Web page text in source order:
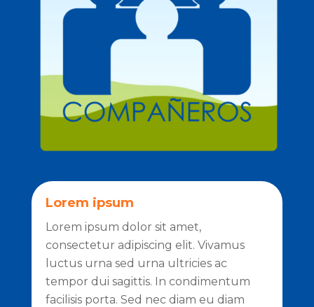
Lorem ipsum
Lorem ipsum dolor sit amet,
consectetur adipiscing elit. Vivamus
luctus urna sed urna ultricies ac
tempor dui sagittis. In condimentum
facilisis porta. Sed nec diam eu diam